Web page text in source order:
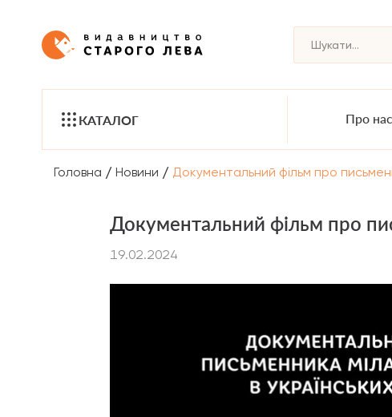
КАТАЛОГ Про нас
Головна / Новини / Документальний фільм про
Документальний фільм про
19.02.2024